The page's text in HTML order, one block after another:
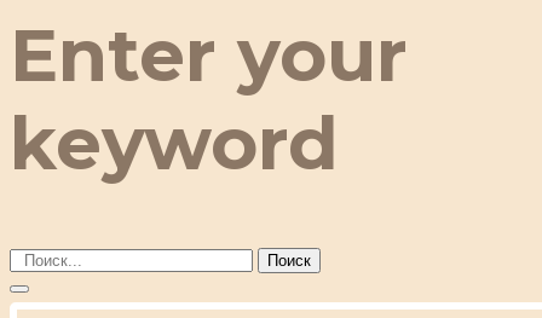
Enter your
keyword
Поиск